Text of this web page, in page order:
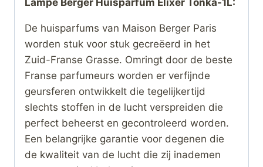
Lampe Berger Huisparfum Elixer Tonka-1L:
De huisparfums van Maison Berger Paris
worden stuk voor stuk gecreëerd in het
Zuid-Franse Grasse. Omringt door de beste
Franse parfumeurs worden er verfijnde
geursferen ontwikkelt die tegelijkertijd
slechts stoffen in de lucht verspreiden die
perfect beheerst en gecontroleerd worden.
Een belangrijke garantie voor degenen die
de kwaliteit van de lucht die zij inademen